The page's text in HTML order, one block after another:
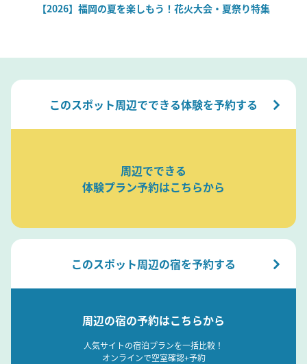
【2026】福岡の夏を楽しもう！花火大会・夏祭り特集
このスポット周辺でできる体験を予約する
周辺でできる
体験プラン予約はこちらから
このスポット周辺の宿を予約する
周辺の宿の予約はこちらから
人気サイトの宿泊プランを一括比較！
オンラインで空室確認+予約